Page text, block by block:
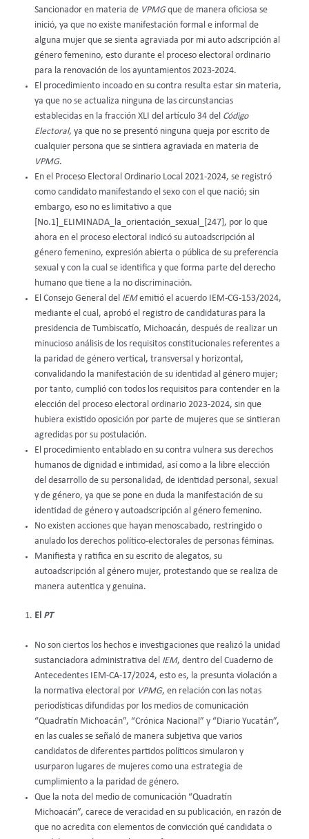
Sancionador en materia de VPMGque de manera oficiosa se
inició, ya que no existe manifestación formal e informal de
alguna mujer que se sienta agraviada por mi auto adscripción al
género femenino, esto durante el proceso electoral ordinario
para la renovación de los ayuntamientos 2023-2024.
El procedimiento incoado en su contra resulta estar sin materia,
ya que no se actualiza ninguna de las circunstancias
establecidas en la fracción XLI del artículo 34 del Código
Electoral, ya que no se presentó ninguna queja por escrito de
cualquier persona que se sintiera agraviada en materia de
VPMG.
En el Proceso Electoral Ordinario Local 2021-2024, se registró
como candidato manifestando el sexo con el que nació; sin
embargo, eso no es limitativo a que
[No.1]_ELIMINADA_la_orientación_sexual_[247], por lo que
ahora en el proceso electoral indicó su autoadscripción al
género femenino, expresión abierta o pública de su preferencia
sexual y con la cual se identifica y que forma parte del derecho
humano que tiene a la no discriminación.
El Consejo General del IEMemitió el acuerdo IEM-CG-153/2024,
mediante el cual, aprobó el registro de candidaturas para la
presidencia de Tumbiscatío, Michoacán, después de realizar un
minucioso análisis de los requisitos constitucionales referentes a
la paridad de género vertical, transversal y horizontal,
convalidando la manifestación de su identidad al género mujer;
por tanto, cumplió con todos los requisitos para contender en la
elección del proceso electoral ordinario 2023-2024, sin que
hubiera existido oposición por parte de mujeres que se sintieran
agredidas por su postulación.
El procedimiento entablado en su contra vulnera sus derechos
humanos de dignidad e intimidad, así como a la libre elección
del desarrollo de su personalidad, de identidad personal, sexual
y de género, ya que se pone en duda la manifestación de su
identidad de género y autoadscripción al género femenino.
No existen acciones que hayan menoscabado, restringido o
anulado los derechos político-electorales de personas féminas.
Manifiesta y ratifica en su escrito de alegatos, su
autoadscripción al género mujer, protestando que se realiza de
manera autentica y genuina.
El PT
No son ciertos los hechos e investigaciones que realizó la unidad
sustanciadora administrativa del IEM, dentro del Cuaderno de
Antecedentes IEM-CA-17/2024, esto es, la presunta violación a
la normativa electoral por VPMG, en relación con las notas
periodísticas difundidas por los medios de comunicación
“Quadratín Michoacán”, “Crónica Nacional” y “Diario Yucatán”,
en las cuales se señaló de manera subjetiva que varios
candidatos de diferentes partidos políticos simularon y
usurparon lugares de mujeres como una estrategia de
cumplimiento a la paridad de género.
Que la nota del medio de comunicación “Quadratín
Michoacán”, carece de veracidad en su publicación, en razón de
que no acredita con elementos de convicción qué candidata o